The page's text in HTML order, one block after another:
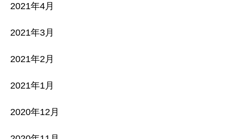
2021年4月
2021年3月
2021年2月
2021年1月
2020年12月